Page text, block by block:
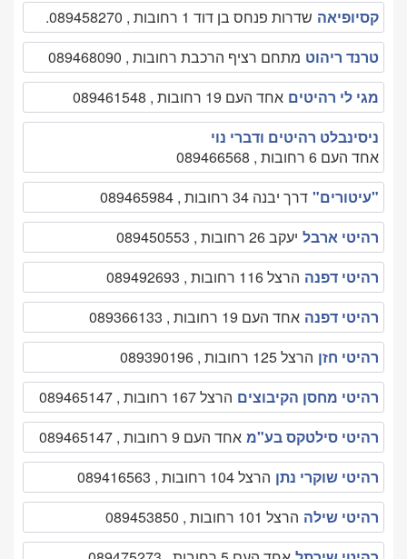
קסיופיאה שדרות פנחס בן דוד 1 רחובות , 089458270.
טרנד ריהוט מתחם רציף הרכבת רחובות , 089468090
מגי לי רהיטים אחד העם 19 רחובות , 089461548
ניסינבלט רהיטים ודברי נוי
אחד העם 6 רחובות , 089466568
"עיטורים" דרך יבנה 34 רחובות , 089465984
רהיטי ארבל יעקב 26 רחובות , 089450553
רהיטי דפנה הרצל 116 רחובות , 089492693
רהיטי דפנה אחד העם 19 רחובות , 089366133
רהיטי חזן הרצל 125 רחובות , 089390196
רהיטי מחסן הקיבוצים הרצל 167 רחובות , 089465147
רהיטי סילטקס בע"מ אחד העם 9 רחובות , 089465147
רהיטי שוקרי נתן הרצל 104 רחובות , 089416563
רהיטי שילה הרצל 101 רחובות , 089453850